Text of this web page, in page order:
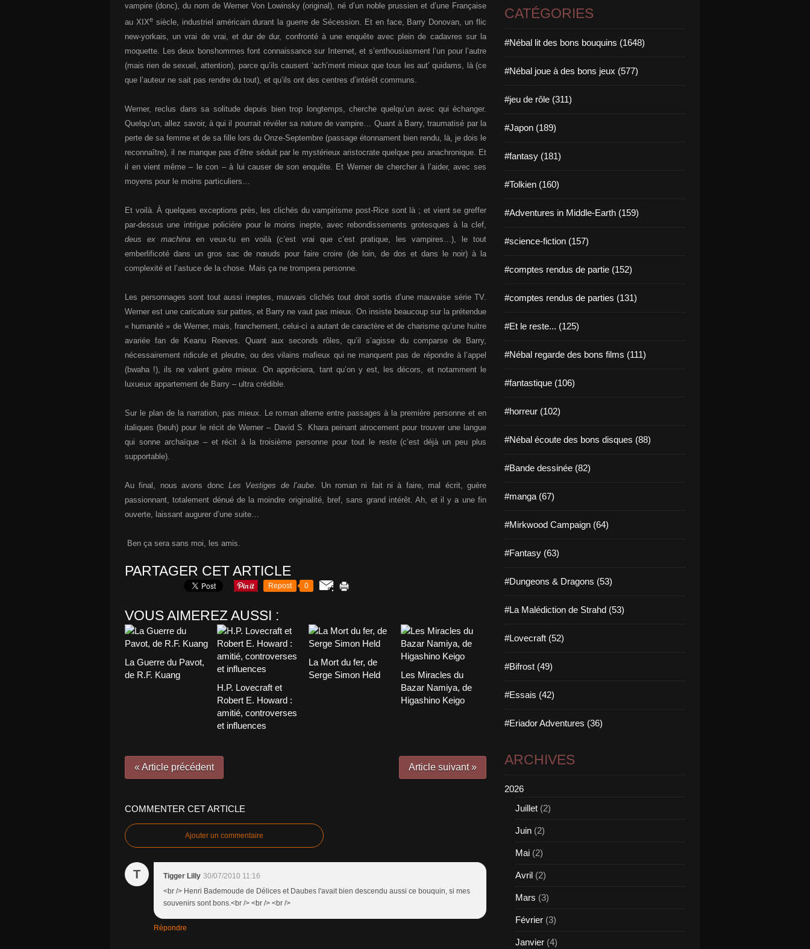
vampire (donc), du nom de Werner Von Lowinsky (original), né d’un noble prussien et d’une Française
au XIXesiècle, industriel américain durant la guerre de Sécession. Et en face, Barry Donovan, un flic
new-yorkais, un vrai de vrai, et dur de dur, confronté à une enquête avec plein de cadavres sur la
moquette. Les deux bonshommes font connaissance sur Internet, et s’enthousiasment l’un pour l’autre
(mais rien de sexuel, attention), parce qu’ils causent ‘ach’ment mieux que tous les aut’ quidams, là (ce
que l’auteur ne sait pas rendre du tout), et qu’ils ont des centres d’intérêt communs.
Werner, reclus dans sa solitude depuis bien trop longtemps, cherche quelqu’un avec qui échanger.
Quelqu’un, allez savoir, à qui il pourrait révéler sa nature de vampire… Quant à Barry, traumatisé par la
perte de sa femme et de sa fille lors du Onze-Septembre (passage étonnament bien rendu, là, je dois le
reconnaître), il ne manque pas d’être séduit par le mystérieux aristocrate quelque peu anachronique. Et
il en vient même – le con – à lui causer de son enquête. Et Werner de chercher à l’aider, avec ses
moyens pour le moins particuliers…
Et voilà. À quelques exceptions près, les clichés du vampirisme post-Rice sont là ; et vient se greffer
par-dessus une intrigue policière pour le moins inepte, avec rebondissements grotesques à la clef,
deus ex machina en veux-tu en voilà (c’est vrai que c’est pratique, les vampires…), le tout
emberlificoté dans un gros sac de nœuds pour faire croire (de loin, de dos et dans le noir) à la
complexité et l’astuce de la chose. Mais ça ne trompera personne.
Les personnages sont tout aussi ineptes, mauvais clichés tout droit sortis d’une mauvaise série TV.
Werner est une caricature sur pattes, et Barry ne vaut pas mieux. On insiste beaucoup sur la prétendue
« humanité » de Werner, mais, franchement, celui-ci a autant de caractère et de charisme qu’une huitre
avariée fan de Keanu Reeves. Quant aux seconds rôles, qu’il s’agisse du comparse de Barry,
nécessairement ridicule et pleutre, ou des vilains mafieux qui ne manquent pas de répondre à l’appel
(bwaha !), ils ne valent guère mieux. On appréciera, tant qu’on y est, les décors, et notamment le
luxueux appartement de Barry – ultra crédible.
Sur le plan de la narration, pas mieux. Le roman alterne entre passages à la première personne et en
italiques (beuh) pour le récit de Werner – David S. Khara peinant atrocement pour trouver une langue
qui sonne archaïque – et récit à la troisième personne pour tout le reste (c’est déjà un peu plus
supportable).
Au final, nous avons donc Les Vestiges de l’aube. Un roman ni fait ni à faire, mal écrit, guère
passionnant, totalement dénué de la moindre originalité, bref, sans grand intérêt. Ah, et il y a une fin
ouverte, laissant augurer d’une suite…
Ben ça sera sans moi, les amis.
PARTAGER CET ARTICLE
Repost 0
VOUS AIMEREZ AUSSI :
La Guerre du Pavot,
de R.F. Kuang
H.P. Lovecraft et
Robert E. Howard :
amitié, controverses
et influences
La Mort du fer, de
Serge Simon Held
Les Miracles du
Bazar Namiya, de
Higashino Keigo
« Article précédent Article suivant »
COMMENTER CET ARTICLE
Ajouter un commentaire
T Tigger Lilly 30/07/2010 11:16
<br /> Henri Bademoude de Délices et Daubes l'avait bien descendu aussi ce bouquin, si mes
souvenirs sont bons.<br /> <br /> <br />
Répondre
CATÉGORIES
#Nébal lit des bons bouquins (1648)
#Nébal joue à des bons jeux (577)
#jeu de rôle (311)
#Japon (189)
#fantasy (181)
#Tolkien (160)
#Adventures in Middle-Earth (159)
#science-fiction (157)
#comptes rendus de partie (152)
#comptes rendus de parties (131)
#Et le reste... (125)
#Nébal regarde des bons films (111)
#fantastique (106)
#horreur (102)
#Nébal écoute des bons disques (88)
#Bande dessinée (82)
#manga (67)
#Mirkwood Campaign (64)
#Fantasy (63)
#Dungeons & Dragons (53)
#La Malédiction de Strahd (53)
#Lovecraft (52)
#Bifrost (49)
#Essais (42)
#Eriador Adventures (36)
ARCHIVES
2026
Juillet (2)
Juin (2)
Mai (2)
Avril (2)
Mars (3)
Février (3)
Janvier (4)